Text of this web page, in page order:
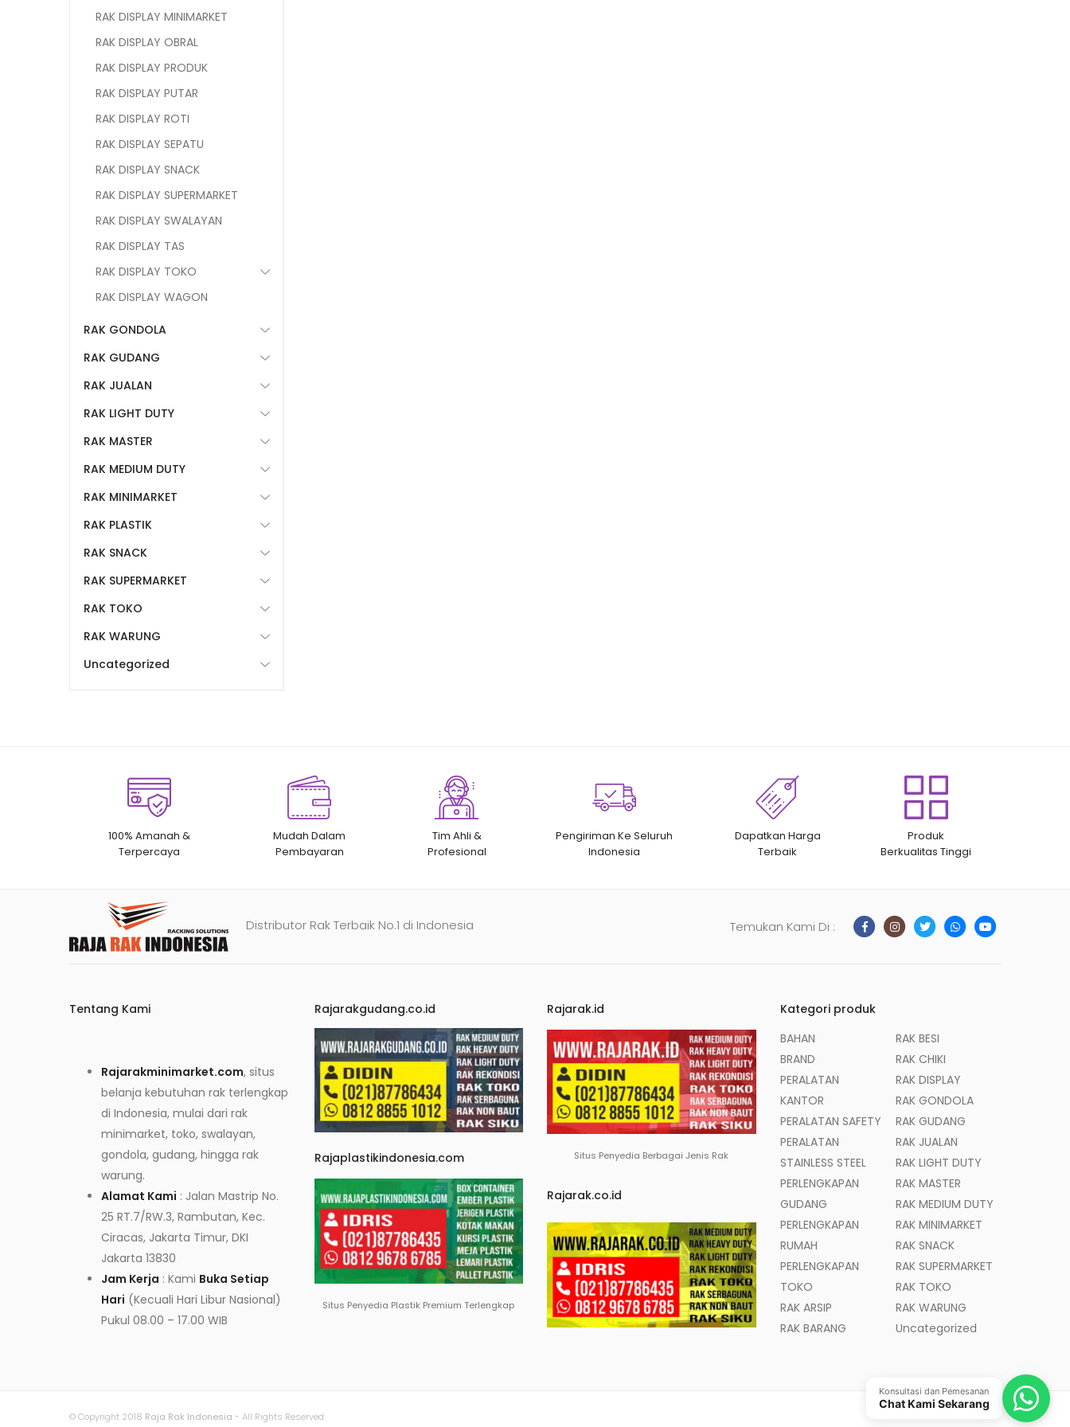
RAK DISPLAY MINIMARKET
RAK DISPLAY OBRAL
RAK DISPLAY PRODUK
RAK DISPLAY PUTAR
RAK DISPLAY ROTI
RAK DISPLAY SEPATU
RAK DISPLAY SNACK
RAK DISPLAY SUPERMARKET
RAK DISPLAY SWALAYAN
RAK DISPLAY TAS
RAK DISPLAY TOKO
RAK DISPLAY WAGON
RAK GONDOLA
RAK GUDANG
RAK JUALAN
RAK LIGHT DUTY
RAK MASTER
RAK MEDIUM DUTY
RAK MINIMARKET
RAK PLASTIK
RAK SNACK
RAK SUPERMARKET
RAK TOKO
RAK WARUNG
Uncategorized
100% Amanah &
Terpercaya
Mudah Dalam
Pembayaran
Tim Ahli &
Profesional
Pengiriman Ke Seluruh
Indonesia
Dapatkan Harga
Terbaik
Produk
Berkualitas Tinggi
Distributor Rak Terbaik No.1 di Indonesia Temukan Kami Di :
Tentang Kami
Rajarakminimarket.com, situs
belanja kebutuhan rak terlengkap
di Indonesia, mulai dari rak
minimarket, toko, swalayan,
gondola, gudang, hingga rak
warung.
Alamat Kami : Jalan Mastrip No.
25 RT.7/RW.3, Rambutan, Kec.
Ciracas, Jakarta Timur, DKI
Jakarta 13830
Jam Kerja : Kami Buka Setiap
Hari (Kecuali Hari Libur Nasional)
Pukul 08.00 – 17.00 WIB
Rajarakgudang.co.id
Rajaplastikindonesia.com
Situs Penyedia Plastik Premium Terlengkap
Rajarak.id
Situs Penyedia Berbagai Jenis Rak
Rajarak.co.id
Kategori produk
BAHAN
BRAND
PERALATAN
KANTOR
PERALATAN SAFETY
PERALATAN
STAINLESS STEEL
PERLENGKAPAN
GUDANG
PERLENGKAPAN
RUMAH
PERLENGKAPAN
TOKO
RAK ARSIP
RAK BARANG
RAK BESI
RAK CHIKI
RAK DISPLAY
RAK GONDOLA
RAK GUDANG
RAK JUALAN
RAK LIGHT DUTY
RAK MASTER
RAK MEDIUM DUTY
RAK MINIMARKET
RAK SNACK
RAK SUPERMARKET
RAK TOKO
RAK WARUNG
Uncategorized
© Copyright 2018 Raja Rak Indonesia - All Rights Reserved
Konsultasi dan Pemesanan
Chat Kami Sekarang